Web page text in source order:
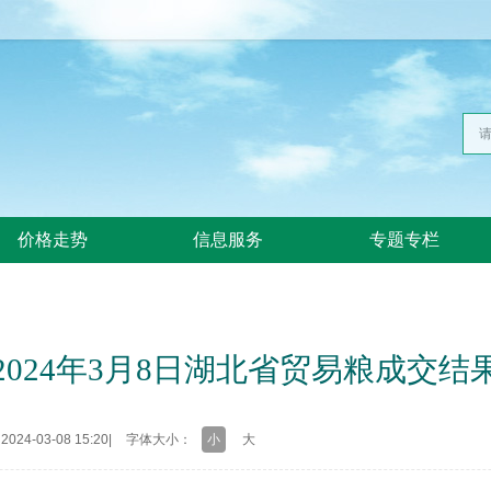
价格走势 信息服务 专题专栏
年3月8日湖北省贸易粮成交结
03-08 15:20 字体大小： 小 大